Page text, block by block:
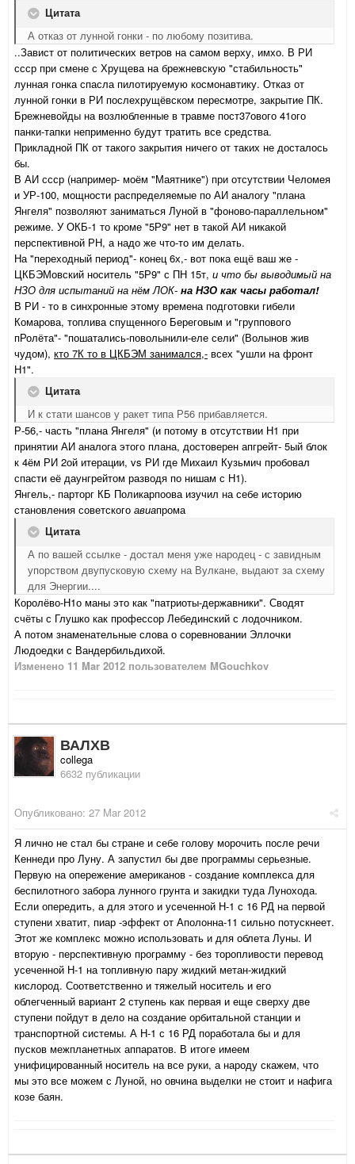
Цитата
А отказ от лунной гонки - по любому позитива.
..Завист от политических ветров на самом верху, имхо. В РИ
ссср при смене с Хрущева на брежневскую "стабильность"
лунная гонка спасла пилотируемую космонавтику. Отказ от
лунной гонки в РИ послехрущёвском пересмотре, закрытие ПК.
Брежневойды на возлюбленные в травме пост37ового 41ого
панки-тапки неприменно будут тратить все средства.
Прикладной ПК от такого закрытия ничего от таких не досталось
бы.
В АИ ссср (например- моём "Маятнике") при отсутствии Челомея
и УР-100, мощности распределяемые по АИ аналогу "плана
Янгеля" позволяют заниматься Луной в "фоново-параллельном"
режиме. У ОКБ-1 то кроме "5Р9" нет в такой АИ никакой
перспективной РН, а надо же что-то им делать.
На "переходный период"- конец 6х,- вот пока ещё ваш же -
ЦКБЭМовский носитель "5Р9" с ПН 15т, и что бы выводимый на
НЗО для испытаний на нём ЛОК- на НЗО как часы работал!
В РИ - то в синхронные этому времена подготовки гибели
Комарова, топлива спущенного Береговым и "группового
пРолёта"- "пошатались-поволынили-еле сели" (Волынов жив
чудом), кто 7К то в ЦКБЭМ занимался,- всех "ушли на фронт
Н1".
Цитата
И к стати шансов у ракет типа Р56 прибавляется.
Р-56,- часть "плана Янгеля" (и потому в отсутствии Н1 при
принятии АИ аналога этого плана, достоверен апгрейт- 5ый блок
к 4ём РИ 2ой итерации, vs РИ где Михаил Кузьмич пробовал
спасти её даунгрейтом разводя по нишам с Н1).
Янгель,- парторг КБ Поликарпоова изучил на себе историю
становления советского авиапрома
Цитата
А по вашей ссылке - достал меня уже народец - с завидным
упорством двупусковую схему на Вулкане, выдают за схему
для Энергии....
Королёво-Н1о маны это как "патриоты-державники". Сводят
счёты с Глушко как профессор Лебединский с лодочником.
А потом знаменательные слова о соревновании Эллочки
Людоедки с Вандербильдихой.
Изменено 11 Mar 2012 пользователем MGouchkov
ВАЛХВ
collega
6632 публикации
Опубликовано: 27 Mar 2012
Я лично не стал бы стране и себе голову морочить после речи
Кеннеди про Луну. А запустил бы две программы серьезные.
Первую на опережение американов - создание комплекса для
беспилотного забора лунного грунта и закидки туда Лунохода.
Если опередить, а для этого и усеченной Н-1 с 16 РД на первой
ступени хватит, пиар -эффект от Аполонна-11 сильно потускнеет.
Этот же комплекс можно использовать и для облета Луны. И
вторую - перспективную программу - без торопливости перевод
усеченной Н-1 на топливную пару жидкий метан-жидкий
кислород. Соответственно и тяжелый носитель и его
облегченный вариант 2 ступень как первая и еще сверху две
ступени пойдут в дело на создание орбитальной станции и
транспортной системы. А Н-1 с 16 РД поработала бы и для
пусков межпланетных аппаратов. В итоге имеем
унифицированный носитель на все руки, а народу скажем, что
мы это все можем с Луной, но овчина выделки не стоит и нафига
козе баян.